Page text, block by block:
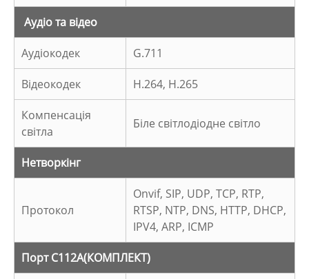
Аудіо та відео
Аудіокодек G.711
Відеокодек H.264, H.265
Компенсація
світла
Біле світлодіодне світло
Нетворкінг
Протокол
Onvif, SIP, UDP, TCP, RTP,
RTSP, NTP, DNS, HTTP, DHCP,
IPV4, ARP, ICMP
Порт C112A(КОМПЛЕКТ)